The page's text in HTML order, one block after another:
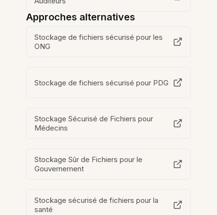
Approches alternatives
Stockage de fichiers sécurisé pour les
ONG
Stockage de fichiers sécurisé pour PDG
Stockage Sécurisé de Fichiers pour
Médecins
Stockage Sûr de Fichiers pour le
Gouvernement
Stockage sécurisé de fichiers pour la
santé